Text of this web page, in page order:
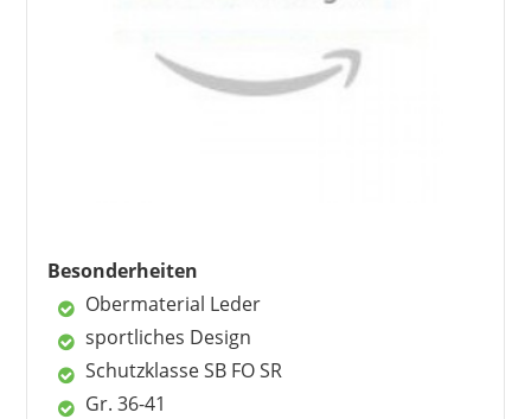
bequem wie ein Turnschuh
färbt auf die Socken ab
schmal geschnitten
Besonderheiten
Obermaterial Leder
sportliches Design
Schutzklasse SB FO SR
Gr. 36-41